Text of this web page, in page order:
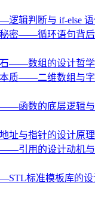
辑判断与 if-else
秘密——循环语句背
石——数组的设计哲学
本质——二维数组与
——函数的底层逻辑
址与指针的设计原理
——引用的设计动机
标准模板库的设